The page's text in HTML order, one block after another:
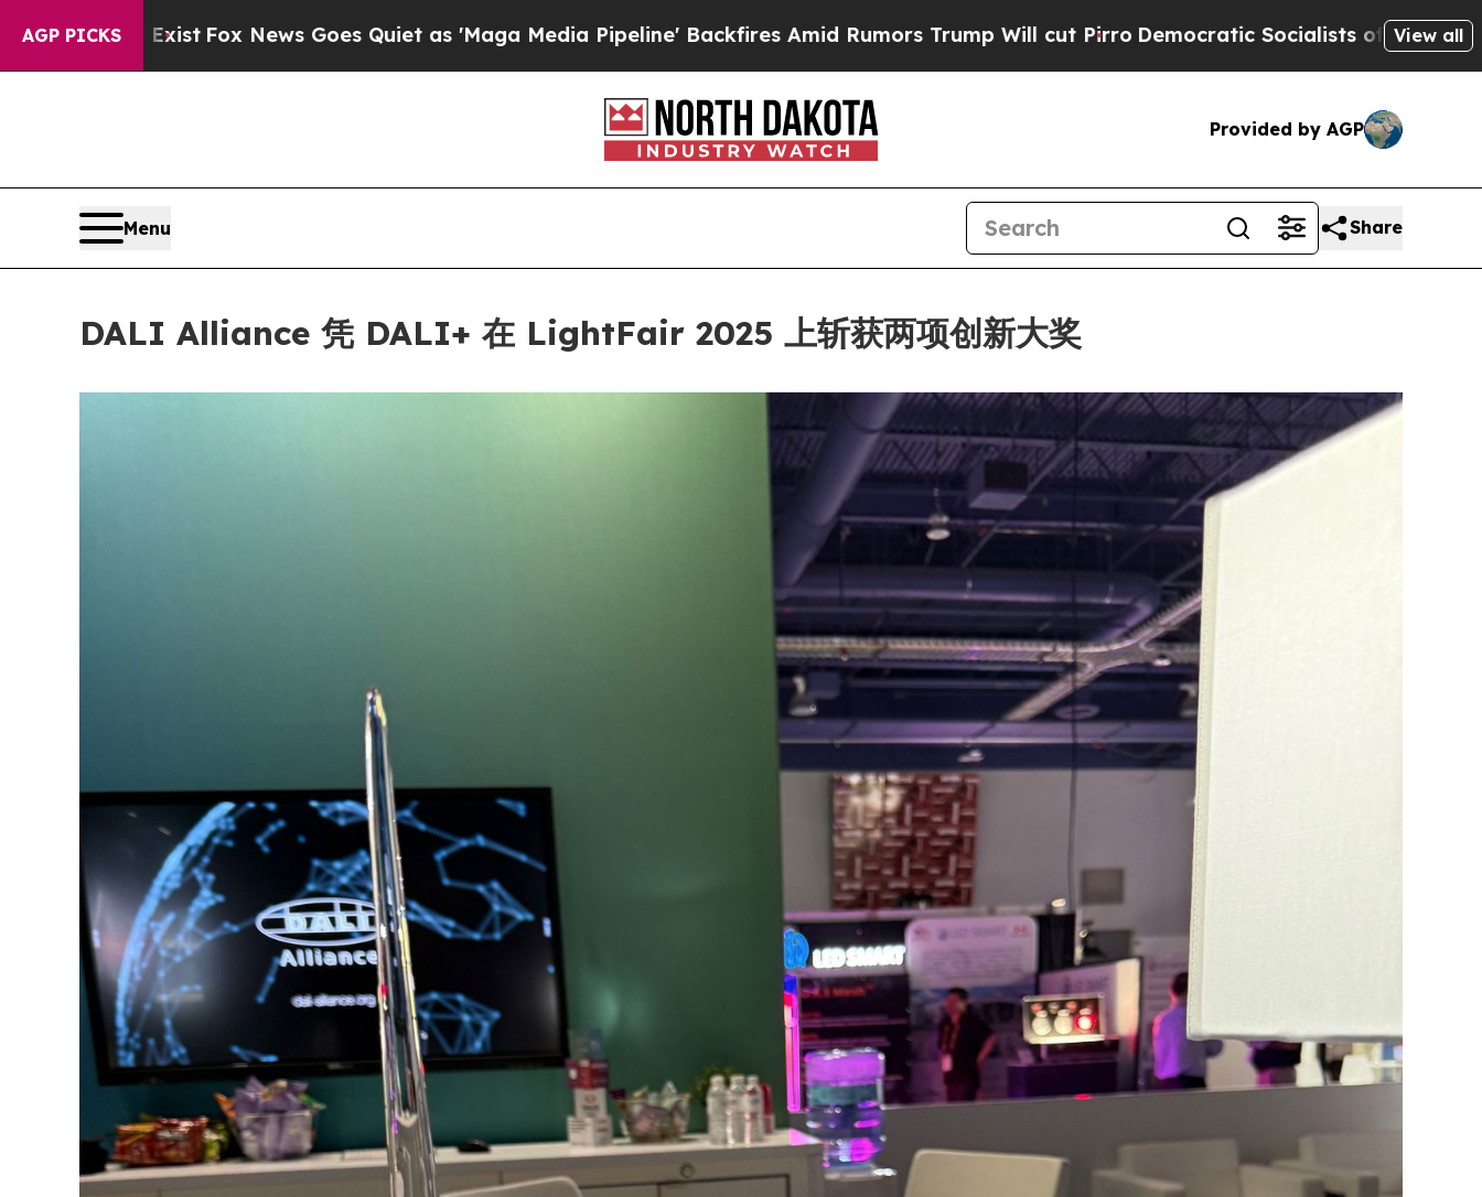
AGP PICKS
News Goes Quiet as 'Maga Media Pipeline' Backfires Amid Rumors Trump Will cut PirroDemocratic Socialists of America Propose RadicalView all
Provided by AGP
Menu Share
DALI Alliance 凭 DALI+ 在 LightFair 2025 上斩获两项创新大奖